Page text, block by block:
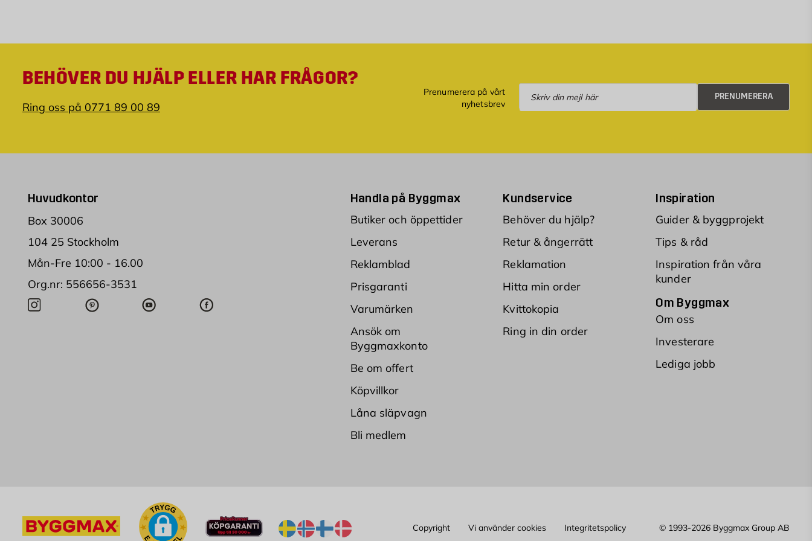
BEHÖVER DU HJÄLP ELLER HAR FRÅGOR?
Ring oss på 0771 89 00 89
Prenumerera på vårt
nyhetsbrev
Prenumerera
PRENUMERERA
Huvudkontor
Box 30006
104 25 Stockholm
Mån-Fre 10:00 - 16.00
Org.nr: 556656-3531
Handla på Byggmax
Butiker och öppettider
Leverans
Reklamblad
Prisgaranti
Varumärken
Ansök om
Byggmaxkonto
Be om offert
Köpvillkor
Låna släpvagn
Bli medlem
Kundservice
Behöver du hjälp?
Retur & ångerrätt
Reklamation
Hitta min order
Kvittokopia
Ring in din order
Inspiration
Guider & byggprojekt
Tips & råd
Inspiration från våra
kunder
Om Byggmax
Om oss
Investerare
Lediga jobb
Copyright Vi använder cookies Integritetspolicy © 1993-2026 Byggmax Group AB